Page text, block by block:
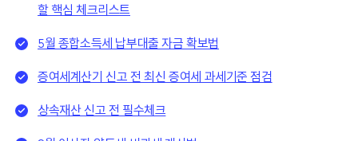
할 핵심 체크리스트
5월 종합소득세 납부대출 자금 확보법
증여세계산기 신고 전 최신 증여세 과세기준 점검
상속재산 신고 전 필수체크